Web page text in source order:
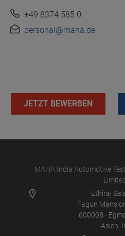
+49 8374 585 0
personal@maha.de
JETZT BEWERBEN
MAHA India Automotive
Limited
Ethiraj
Fagun
600008 -
Asien,